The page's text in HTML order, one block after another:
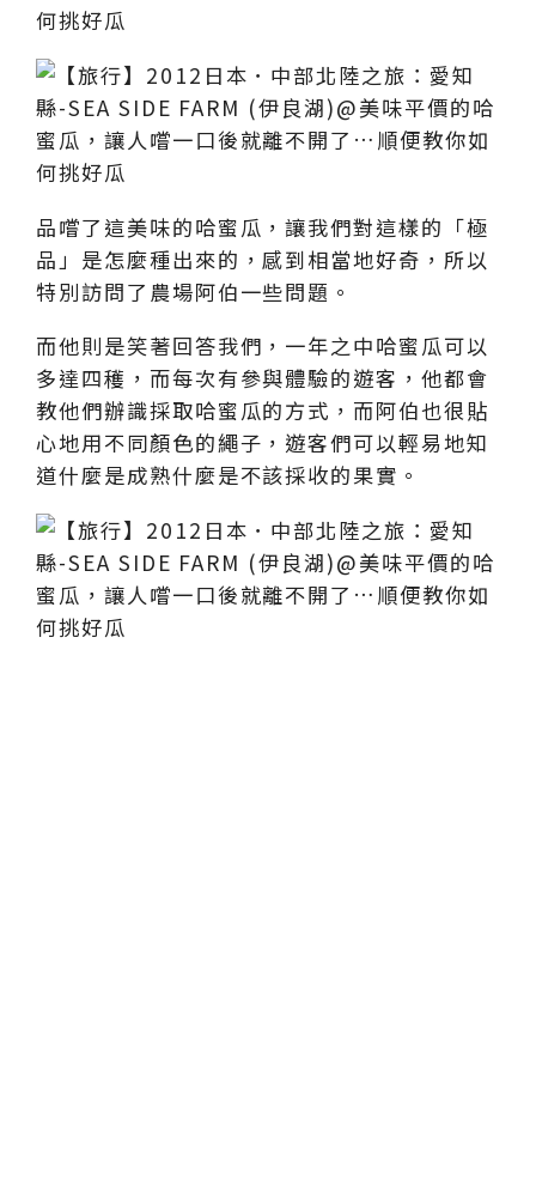
品嚐了這美味的哈蜜瓜，讓我們對這樣的「極
品」是怎麼種出來的，感到相當地好奇，所以
特別訪問了農場阿伯一些問題。
而他則是笑著回答我們，一年之中哈蜜瓜可以
多達四穫，而每次有參與體驗的遊客，他都會
教他們辦識採取哈蜜瓜的方式，而阿伯也很貼
心地用不同顏色的繩子，遊客們可以輕易地知
道什麼是成熟什麼是不該採收的果實。